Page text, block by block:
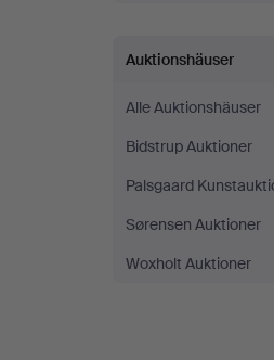
Auktionshäuser
Alle Auktionshäuser
Bidstrup Auktioner
Palsgaard
Sørensen Auktioner
Woxholt Auktioner